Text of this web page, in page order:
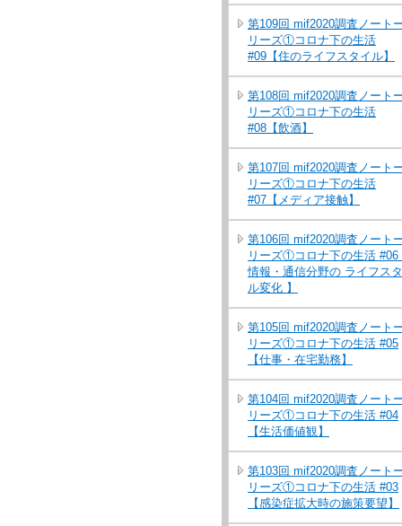
第109回 mif2020調査ノート
リーズ①コロナ下の生活
#09【住のライフスタイル】
第108回 mif2020調査ノート
リーズ①コロナ下の生活
#08【飲酒】
第107回 mif2020調査ノート
リーズ①コロナ下の生活
#07【メディア接触】
第106回 mif2020調査ノート
リーズ①コロナ下の生活 #06
情報・通信分野の ライフス
ル変化 】
第105回 mif2020調査ノート
リーズ①コロナ下の生活 #05
【仕事・在宅勤務】
第104回 mif2020調査ノート
リーズ①コロナ下の生活 #04
【生活価値観】
第103回 mif2020調査ノート
リーズ①コロナ下の生活 #03
【感染症拡大時の施策要望】